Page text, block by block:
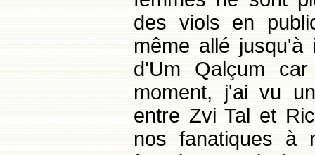
des viols en
même allé jusqu'à
d'Um Qalçum
moment, j'ai vu
entre Zvi Tal et
nos fanatiques à